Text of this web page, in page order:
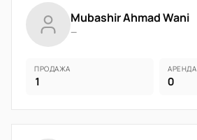
Mubashir Ahmad Wani
—
ПРОДАЖА
1
АРЕНДА
0